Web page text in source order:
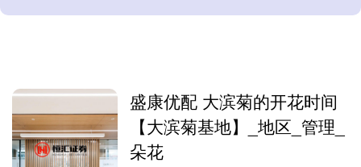
盛康优配 大滨菊的开花时间
【大滨菊基地】_地区_管理_
朵花